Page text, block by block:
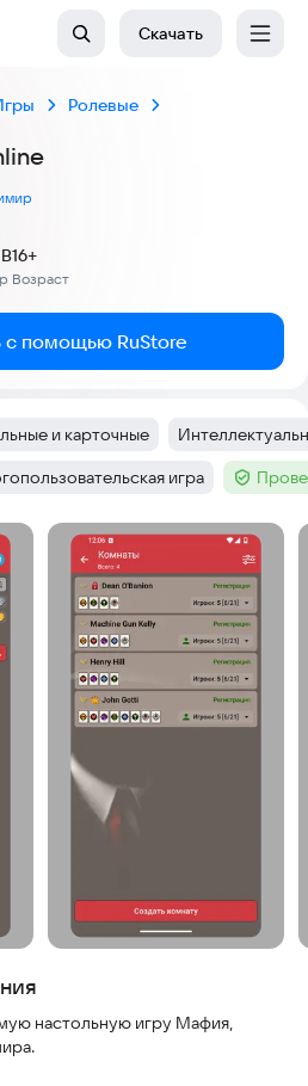
Скачать
Ролевые
Возраст
16+
с помощью RuStore
: и карточные Тег:
игра Тег :
настольную игру Мафия,